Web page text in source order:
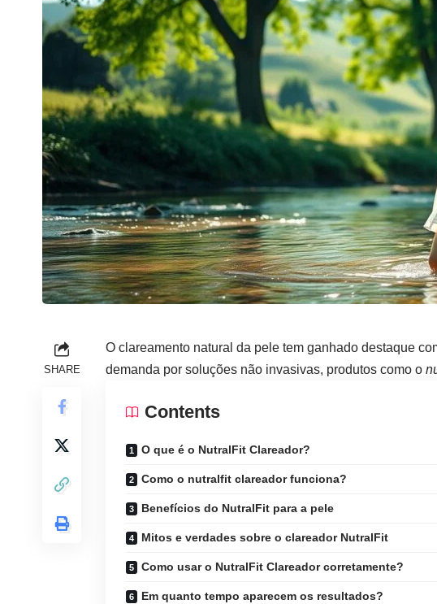
SHARE
O clareamento natural da pele tem ganhado destaque
demanda por soluções não invasivas, produtos como o
Contents
O que é o NutralFit Clareador?
Como o nutralfit clareador funciona?
Benefícios do NutralFit para a pele
Mitos e verdades sobre o clareador NutralFit
Como usar o NutralFit Clareador corretamente?
Em quanto tempo aparecem os resultados?